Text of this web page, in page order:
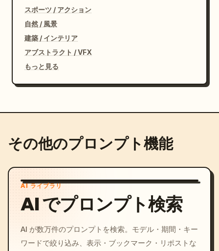
スポーツ / アクション
自然 / 風景
建築 / インテリア
アブストラクト / VFX
もっと見る
その他のプロンプト機能
AI ライブラリ
AI でプロンプト検索
AI が数万件のプロンプトを検索。モデル・期間・キー
ワードで絞り込み、表示・ブックマーク・リポストな